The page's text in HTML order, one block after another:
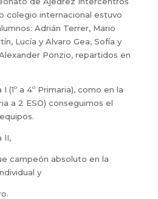
colegio internacional estuvo
Adrián Terrer, Mario
Lucía y Alvaro Gea, Sofía y
Ponzio, repartidos en
(1º a 4º Primaria), como en la
a 2 ESO) conseguimos el
II,
campeón absoluto en la
y